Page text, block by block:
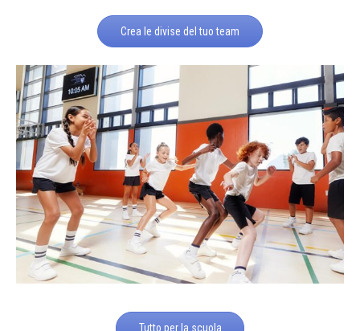
Crea le divise del tuo team
Tutto per la scuola